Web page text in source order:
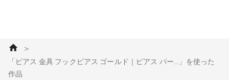
＞
「ピアス 金具 フックピアス ゴールド｜ピアス パー...」を使った
作品